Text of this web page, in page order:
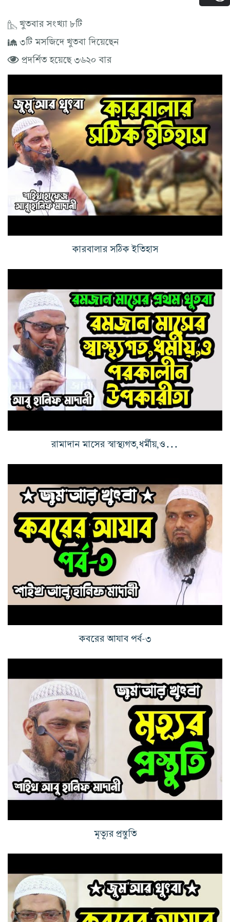
খুতবার সংখ্যা ৮টি
৩টি মসজিদে খুতবা দিয়েছেন
প্রদর্শিত হয়েছে ৩৬২০ বার
কারবালার সঠিক ইতিহাস
কবরের আযাব পর্ব-৩
মৃত্যূর প্রস্তুতি